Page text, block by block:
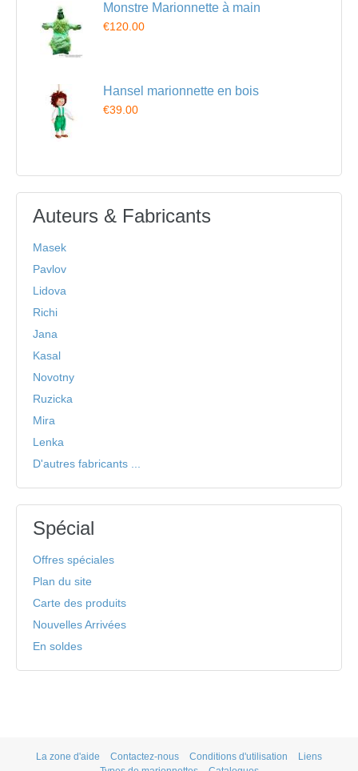
Monstre Marionnette à main
€120.00
Hansel marionnette en bois
€39.00
Auteurs & Fabricants
Masek
Pavlov
Lidova
Richi
Jana
Kasal
Novotny
Ruzicka
Mira
Lenka
D'autres fabricants ...
Spécial
Offres spéciales
Plan du site
Carte des produits
Nouvelles Arrivées
En soldes
La zone d'aide Contactez-nous Conditions d'utilisation
Liens